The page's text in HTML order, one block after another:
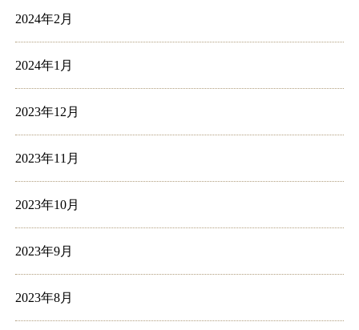
2024年2月
2024年1月
2023年12月
2023年11月
2023年10月
2023年9月
2023年8月